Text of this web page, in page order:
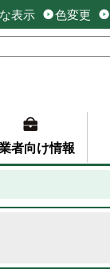
表示 色変更
者向け情報